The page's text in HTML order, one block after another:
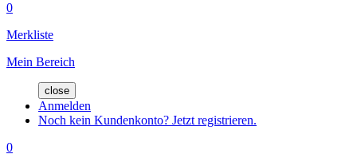
0
Merkliste
Mein Bereich
close
Anmelden
Noch kein Kundenkonto? Jetzt registrieren.
0